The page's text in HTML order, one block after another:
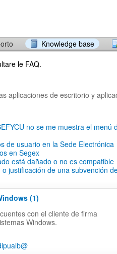
Knowledge base
le FAQ.
aplicaciones de escritorio y
no se me muestra el menú
de usuario en la Sede Electrónica
en Segex
está dañado o no es compatible
justificación de una subvención
(1)
con el cliente de firma
Windows.